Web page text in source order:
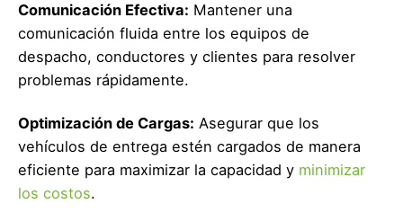
Comunicación Efectiva: Mantener una
comunicación fluida entre los equipos de
despacho, conductores y clientes para resolver
problemas rápidamente.
Optimización de Cargas: Asegurar que los
vehículos de entrega estén cargados de manera
eficiente para maximizar la capacidad y minimizar
los costos.